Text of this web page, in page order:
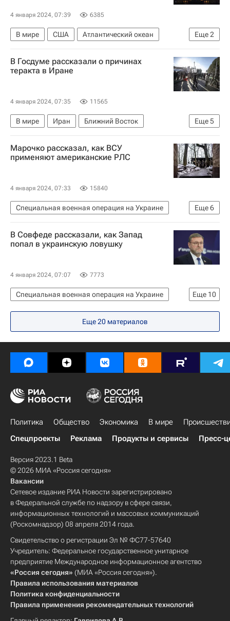
Санкции в отношении России
4 января 2024, 07:39 6385
Еще2
В мире США
Атлантический океан
Гана
Африка
В Госдуме рассказали о причинах
теракта в Иране
4 января 2024, 07:35 11565
Еще5
В мире Иран
Ближний Восток
Адальби Шхагошев
Россия
Касем Сулеймани
Госдума РФ
Марочко рассказал, как ВСУ
применяют американские РЛС
4 января 2024, 07:33 15840
Еще6
Специальная военная операция на Украине
Луганская Народная Республика
Андрей Марочко
Вооруженные силы США
Украина
В Совфеде рассказали, как Запад
попал в украинскую ловушку
4 января 2024, 07:07 7773
Еще 10
Специальная военная операция на Украине
Украина
Россия Евросоюз
НАТО
Совет Федерации РФ
Константин Косачев
Политика
Дмитрий Кулеба
Вячеслав Гладков
Белгород
Еще 20 материалов
Политика Общество Экономика В мире
Спецпроекты
Реклама Продукты и сервисы Пресс-
Версия 2023.1 Beta
© 2026 МИА «Россия сегодня»
Вакансии
Сетевое издание РИА Новости зарегистрировано
в Федеральной службе по надзору в сфере связи,
информационных технологий и массовых коммуникаций
(Роскомнадзор) 08 апреля 2014 года.
Свидетельство о регистрации Эл № ФС77-57640
Учредитель: Федеральное государственное унитарное
предприятие Международное информационное агентство
«Россия сегодня» (МИА «Россия сегодня»).
Правила использования материалов
Политика конфиденциальности
Правила применения рекомендательных технологий